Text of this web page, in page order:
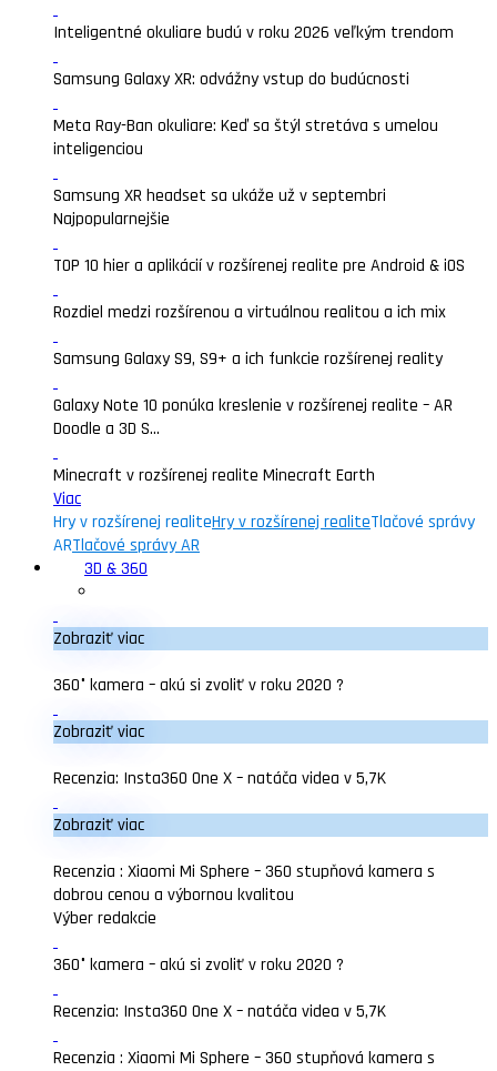
Inteligentné okuliare budú v roku 2026 veľkým trendom
Samsung Galaxy XR: odvážny vstup do budúcnosti
Meta Ray-Ban okuliare: Keď sa štýl stretáva s umelou
inteligenciou
Samsung XR headset sa ukáže už v septembri
Najpopularnejšie
TOP 10 hier a aplikácií v rozšírenej realite pre Android & iOS
Rozdiel medzi rozšírenou a virtuálnou realitou a ich mix
Samsung Galaxy S9, S9+ a ich funkcie rozšírenej reality
Galaxy Note 10 ponúka kreslenie v rozšírenej realite – AR
Doodle a 3D S...
Minecraft v rozšírenej realite Minecraft Earth
Viac
Hry v rozšírenej realiteHry v rozšírenej realiteTlačové správy
ARTlačové správy AR
3D & 360
Zobraziť viac
360° kamera – akú si zvoliť v roku 2020 ?
Zobraziť viac
Recenzia: Insta360 One X – natáča videa v 5,7K
Zobraziť viac
Recenzia : Xiaomi Mi Sphere – 360 stupňová kamera s
dobrou cenou a výbornou kvalitou
Výber redakcie
360° kamera – akú si zvoliť v roku 2020 ?
Recenzia: Insta360 One X – natáča videa v 5,7K
Recenzia : Xiaomi Mi Sphere – 360 stupňová kamera s